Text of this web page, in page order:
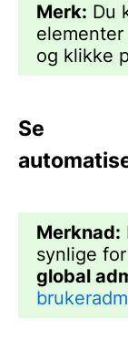
Merk: Du
og klikke
Se
Merknad:
synlige
global